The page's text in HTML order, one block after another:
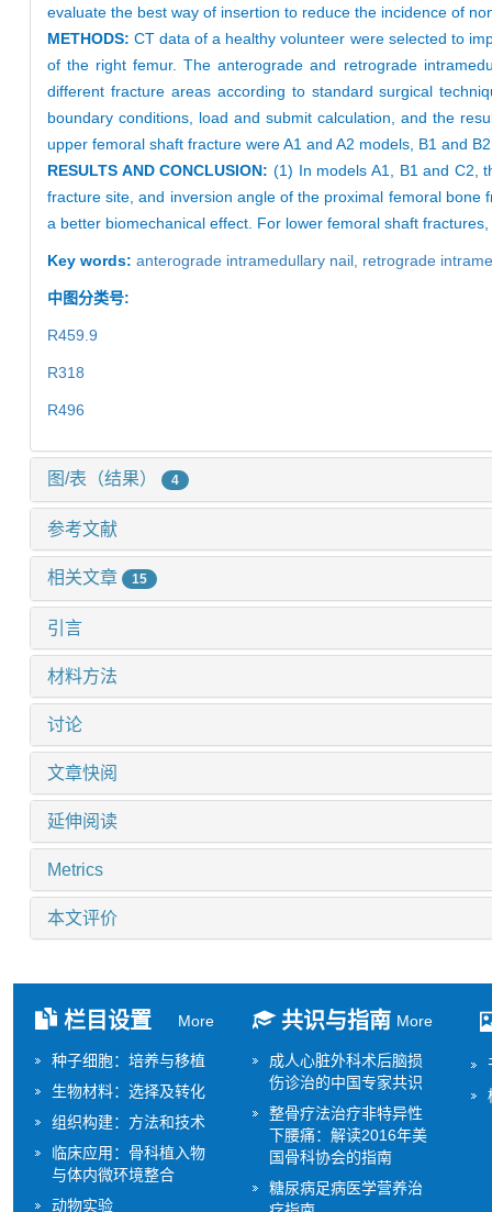
evaluate the best way of insertion to reduce the incidence of
METHODS:CT data of a healthy volunteer were selected to
of the right femur. The anterograde and retrograde
different fracture areas according to standard surgical
boundary conditions, load and submit calculation, and the
upper femoral shaft fracture were A1 and A2 models, B1 and
RESULTS AND CONCLUSION: (1) In models A1, B1 and C2,
fracture site, and inversion angle of the proximal femoral
a better biomechanical effect. For lower femoral shaft
Key words: anterograde intramedullary nail, retrograde
中图分类号:
R459.9
R318
R496
图/表（结果） 4
参考文献
相关文章 15
引言
材料方法
讨论
文章快阅
延伸阅读
Metrics
本文评价
栏目设置 More
种子细胞：培养与移植
生物材料：选择及转化
组织构建：方法和技术
临床应用：骨科植入物
与体内微环境整合
动物实验
共识与指南 More
成人心脏外科术后脑损
伤诊治的中国专家共识
整骨疗法治疗非特异性
下腰痛：解读2016年美
国骨科协会的指南
糖尿病足病医学营养治